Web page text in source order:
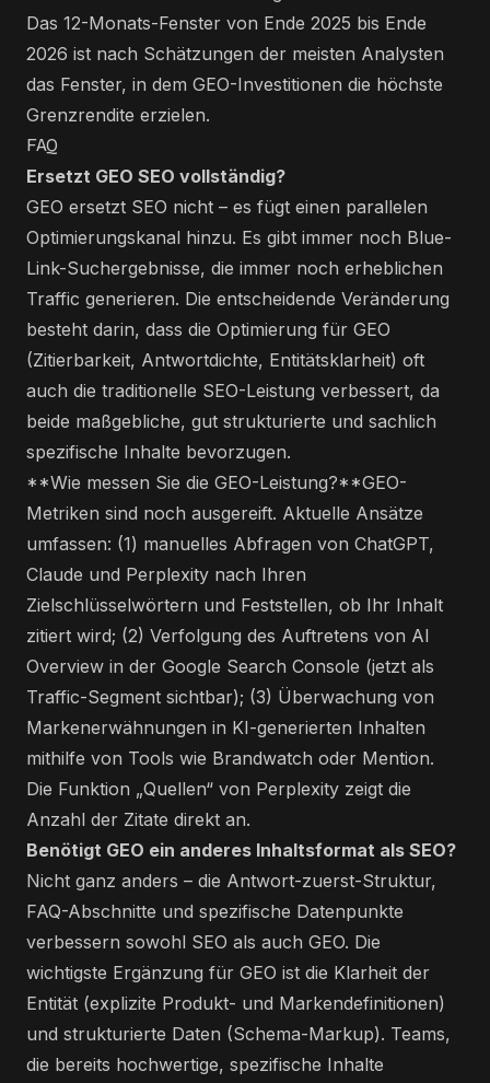
Das 12-Monats-Fenster von Ende 2025 bis Ende
2026 ist nach Schätzungen der meisten Analysten
das Fenster, in dem GEO-Investitionen die höchste
Grenzrendite erzielen.
FAQ
Ersetzt GEO SEO vollständig?
GEO ersetzt SEO nicht – es fügt einen parallelen
Optimierungskanal hinzu. Es gibt immer noch Blue-
Link-Suchergebnisse, die immer noch erheblichen
Traffic generieren. Die entscheidende Veränderung
besteht darin, dass die Optimierung für GEO
(Zitierbarkeit, Antwortdichte, Entitätsklarheit) oft
auch die traditionelle SEO-Leistung verbessert, da
beide maßgebliche, gut strukturierte und sachlich
spezifische Inhalte bevorzugen.
**Wie messen Sie die GEO-Leistung?**GEO-
Metriken sind noch ausgereift. Aktuelle Ansätze
umfassen: (1) manuelles Abfragen von ChatGPT,
Claude und Perplexity nach Ihren
Zielschlüsselwörtern und Feststellen, ob Ihr Inhalt
zitiert wird; (2) Verfolgung des Auftretens von AI
Overview in der Google Search Console (jetzt als
Traffic-Segment sichtbar); (3) Überwachung von
Markenerwähnungen in KI-generierten Inhalten
mithilfe von Tools wie Brandwatch oder Mention.
Die Funktion „Quellen“ von Perplexity zeigt die
Anzahl der Zitate direkt an.
Benötigt GEO ein anderes Inhaltsformat als SEO?
Nicht ganz anders – die Antwort-zuerst-Struktur,
FAQ-Abschnitte und spezifische Datenpunkte
verbessern sowohl SEO als auch GEO. Die
wichtigste Ergänzung für GEO ist die Klarheit der
Entität (explizite Produkt- und Markendefinitionen)
und strukturierte Daten (Schema-Markup). Teams,
die bereits hochwertige, spezifische Inhalte